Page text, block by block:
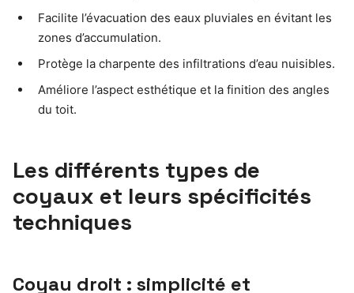
Facilite l’évacuation des eaux pluviales en évitant les
zones d’accumulation.
Protège la charpente des infiltrations d’eau nuisibles.
Améliore l’aspect esthétique et la finition des angles
du toit.
Les différents types de
coyaux et leurs spécificités
techniques
Coyau droit : simplicité et